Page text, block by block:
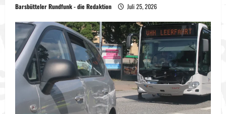
Barsbütteler Rundfunk - die Redaktion Juli 25, 2026